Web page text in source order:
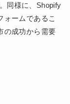
同様に、Shopify
ォームであるこ
の成功から需要